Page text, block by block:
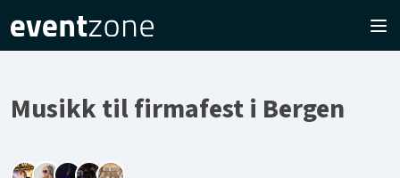
Musikk til firmafest i Bergen